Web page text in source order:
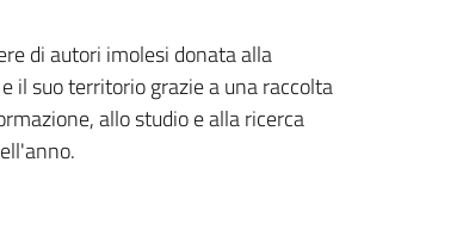
di autori imolesi donata alla
il suo territorio grazie a una raccolta
allo studio e alla ricerca